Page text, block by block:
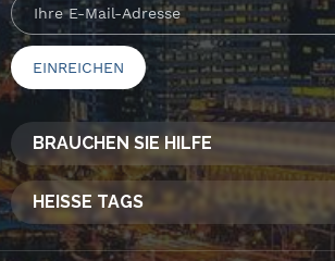
BRAUCHEN SIE HILFE
HEISSE TAGS